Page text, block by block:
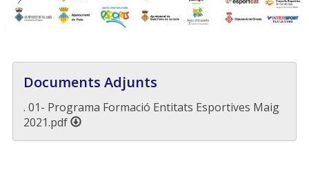
Documents Adjunts
. 01- Programa Formació Entitats Esportives Maig
2021.pdf